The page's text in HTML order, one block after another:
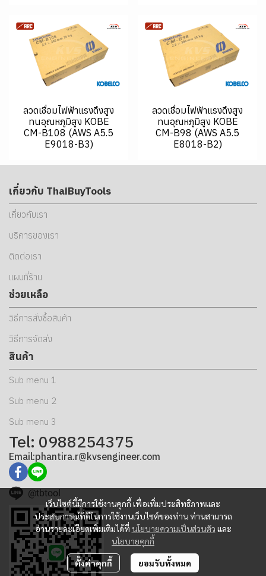
ลวดเชื่อมไฟฟ้าแรงดึงสูง
ทนอุณหภูมิสูง KOBE
CM-B108 (AWS A5.5
E9018-B3)
ลวดเชื่อมไฟฟ้าแรงดึงสูง
ทนอุณหภูมิสูง KOBE
CM-B98 (AWS A5.5
E8018-B2)
เว็บไซต์นี้มีการใช้งานคุกกี้ เพื่อเพิ่มประสิทธิภาพและ
ประสบการณ์ที่ดีในการใช้งานเว็บไซต์ของท่าน ท่านสามารถ
อ่านรายละเอียดเพิ่มเติมได้ที่ นโยบายความเป็นส่วนตัว และ
นโยบายคุกกี้
ตั้งค่าคุกกี้ ยอมรับทั้งหมด
เกี่ยวกับ ThaiBuyTools
เกี่ยวกับเรา
บริการของเรา
ติดต่อเรา
แผนที่ร้าน
ช่วยเหลือ
วิธีการสั่งซื้อสินค้า
วิธีการจัดส่ง
สินค้า
Sub menu 1
Sub menu 2
Sub menu 3
Tel: 0988254375
Email:phantira.r@kvsengineer.com
@tbtool